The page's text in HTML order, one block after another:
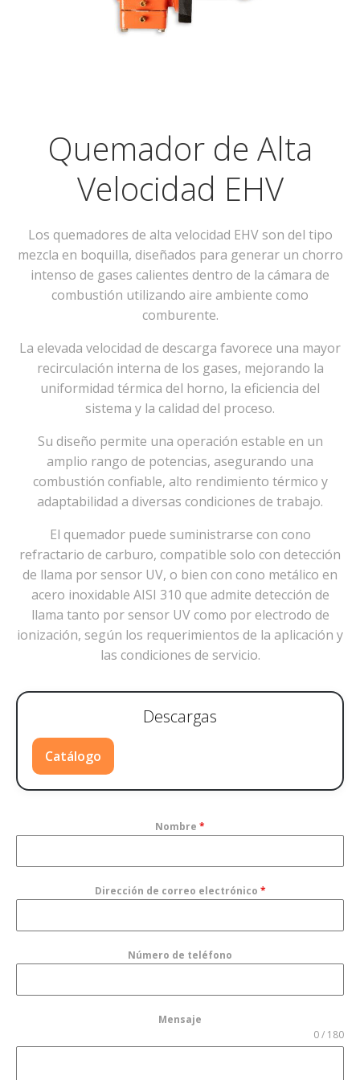
Quemador de Alta
Velocidad EHV
Los quemadores de alta velocidad EHV son del tipo
mezcla en boquilla, diseñados para generar un chorro
intenso de gases calientes dentro de la cámara de
combustión utilizando aire ambiente como
comburente.
La elevada velocidad de descarga favorece una mayor
recirculación interna de los gases, mejorando la
uniformidad térmica del horno, la eficiencia del
sistema y la calidad del proceso.
Su diseño permite una operación estable en un
amplio rango de potencias, asegurando una
combustión confiable, alto rendimiento térmico y
adaptabilidad a diversas condiciones de trabajo.
El quemador puede suministrarse con cono
refractario de carburo, compatible solo con detección
de llama por sensor UV, o bien con cono metálico en
acero inoxidable AISI 310 que admite detección de
llama tanto por sensor UV como por electrodo de
ionización, según los requerimientos de la aplicación y
las condiciones de servicio.
Descargas
Catálogo
Nombre *
Dirección de correo electrónico *
Número de teléfono
Mensaje
0 / 180